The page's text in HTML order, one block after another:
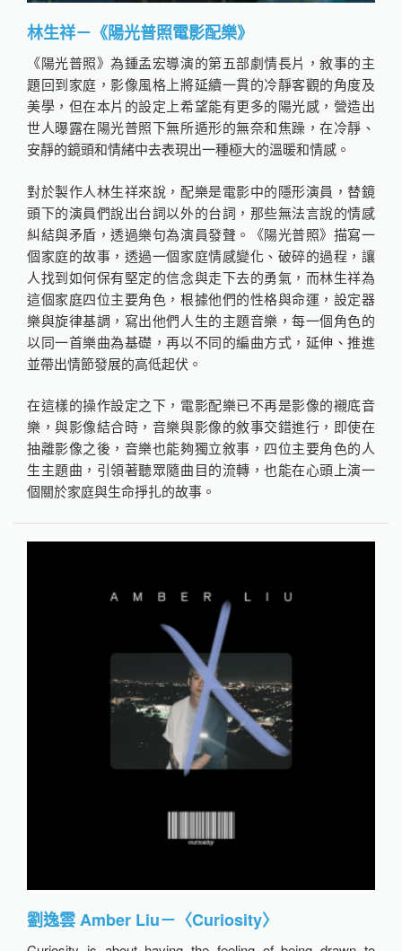
林生祥－《陽光普照電影配樂》
《陽光普照》為鍾孟宏導演的第五部劇情長片，敘事的主
題回到家庭，影像風格上將延續一貫的冷靜客觀的角度及
美學，但在本片的設定上希望能有更多的陽光感，營造出
世人曝露在陽光普照下無所遁形的無奈和焦躁，在冷靜、
安靜的鏡頭和情緒中去表現出一種極大的溫暖和情感。
對於製作人林生祥來說，配樂是電影中的隱形演員，替鏡
頭下的演員們說出台詞以外的台詞，那些無法言說的情感
糾結與矛盾，透過樂句為演員發聲。《陽光普照》描寫一
個家庭的故事，透過一個家庭情感變化、破碎的過程，讓
人找到如何保有堅定的信念與走下去的勇氣，而林生祥為
這個家庭四位主要角色，根據他們的性格與命運，設定器
樂與旋律基調，寫出他們人生的主題音樂，每一個角色的
以同一首樂曲為基礎，再以不同的編曲方式，延伸、推進
並帶出情節發展的高低起伏。
在這樣的操作設定之下，電影配樂已不再是影像的襯底音
樂，與影像結合時，音樂與影像的敘事交錯進行，即使在
抽離影像之後，音樂也能夠獨立敘事，四位主要角色的人
生主題曲，引領著聽眾隨曲目的流轉，也能在心頭上演一
個關於家庭與生命掙扎的故事。
劉逸雲 Amber Liu－〈Curiosity〉